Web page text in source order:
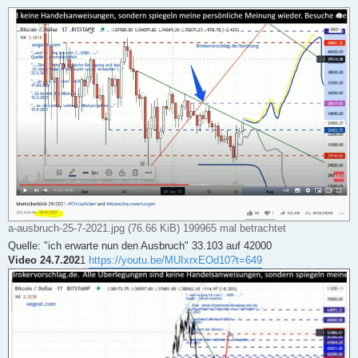
i
t
r
a
a-ausbruch-25-7-2021.jpg (76.66 KiB) 199965 mal betrachtet
Quelle: "ich erwarte nun den Ausbruch" 33.103 auf 42000
Video 24.7.2021 https://youtu.be/MUIxrxEOd10?t=649